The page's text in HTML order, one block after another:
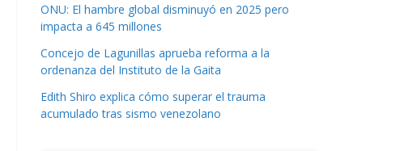
ONU: El hambre global disminuyó en 2025 pero
impacta a 645 millones
Concejo de Lagunillas aprueba reforma a la
ordenanza del Instituto de la Gaita
Edith Shiro explica cómo superar el trauma
acumulado tras sismo venezolano